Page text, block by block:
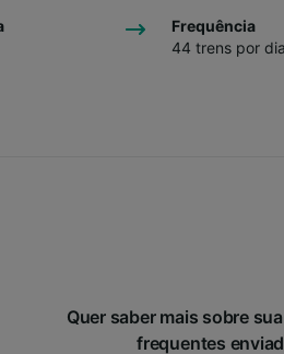
Frequência
44 trens por dia
Quer saber mais sobre
frequentes